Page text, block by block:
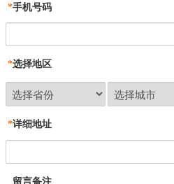
手机号码
*
选择地区
*
详细地址
*
留言备注